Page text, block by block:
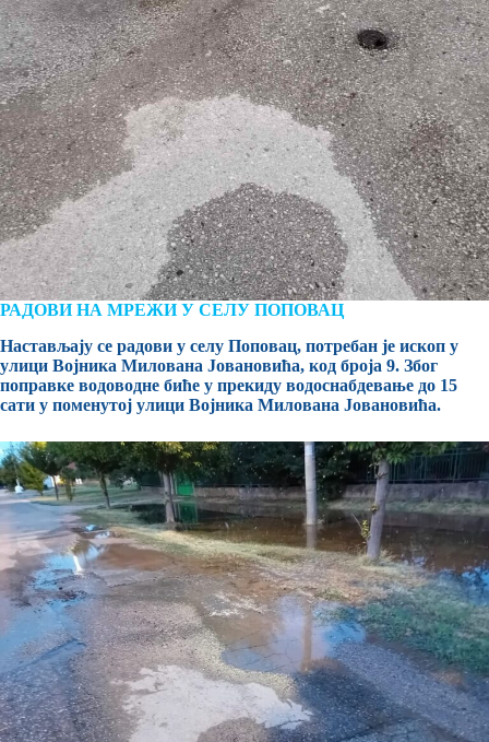
РАДОВИ НА МРЕЖИ У СЕЛУ ПОПОВАЦ
Настављају се радови у селу Поповац, потребан је ископ у
улици Војника Милована Јовановића, код броја 9. Због
поправке водоводне биће у прекиду водоснабдевање до 15
сати у поменутој улици Војника Милована Јовановића.